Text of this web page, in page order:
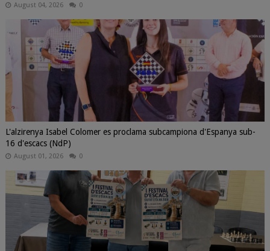
August 04, 2026 0
L'alzirenya Isabel Colomer es proclama subcampiona d'Espanya sub-
16 d'escacs (NdP)
August 01, 2026 0